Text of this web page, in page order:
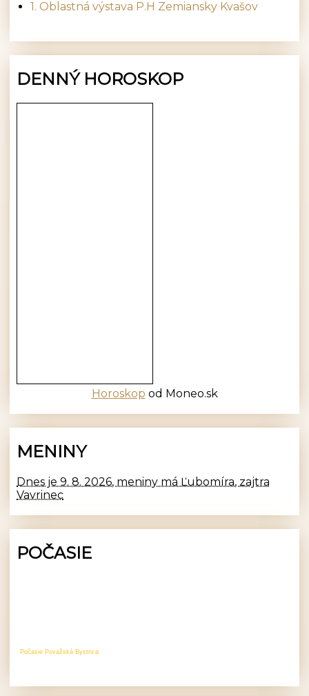
1. Oblastná výstava P.H Zemiansky Kvašov
DENNÝ HOROSKOP
Horoskop od Moneo.sk
MENINY
Dnes je 9. 8. 2026, meniny má Ľubomíra, zajtra
Vavrinec
POČASIE
Počasie Považská Bystrica